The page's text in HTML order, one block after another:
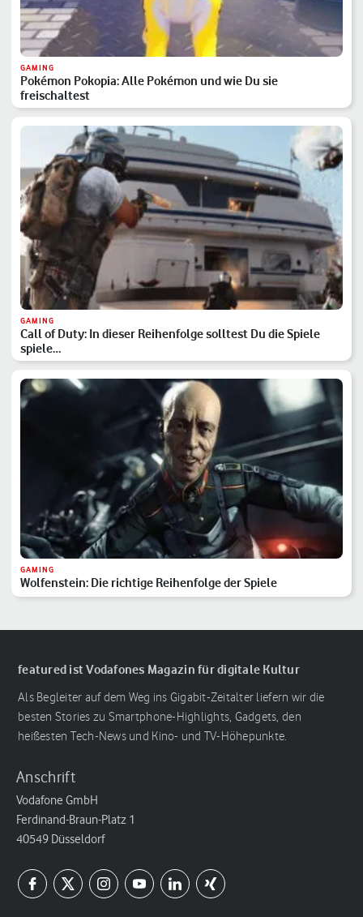
GAMING
Pokémon Pokopia: Alle Pokémon und wie Du sie
freischaltest
GAMING
Call of Duty: In dieser Reihenfolge solltest Du die Spiele
spiele…
GAMING
Wolfenstein: Die richtige Reihenfolge der Spiele
featured ist Vodafones Magazin für digitale Kultur
Als Begleiter auf dem Weg ins Gigabit-Zeitalter liefern wir die
besten Stories zu Smartphone-Highlights, Gadgets, den
heißesten Tech-News und Kino- und TV-Höhepunkte.
Anschrift
Vodafone GmbH
Ferdinand-Braun-Platz 1
40549 Düsseldorf